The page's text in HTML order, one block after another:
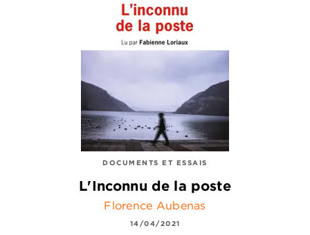
DOCUMENTS ET ESSAIS
L'Inconnu de la poste
Florence Aubenas
14/04/2021